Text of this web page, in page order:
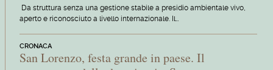
Da struttura senza una gestione stabile a presidio ambientale vivo,
aperto e riconosciuto a livello internazionale. Il…
CRONACA
San Lorenzo, festa grande in paese. Il